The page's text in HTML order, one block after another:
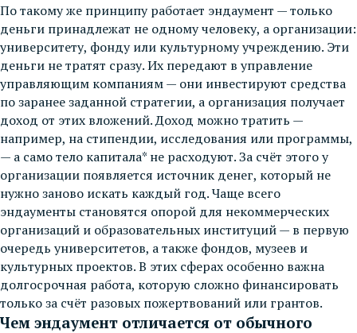
По такому же принципу работает эндаумент — только
деньги принадлежат не одному человеку, а организации:
университету, фонду или культурному учреждению. Эти
деньги не тратят сразу. Их передают в управление
управляющим компаниям — они инвестируют средства
по заранее заданной стратегии, а организация получает
доход от этих вложений. Доход можно тратить —
например, на стипендии, исследования или программы,
— а само тело капитала* не расходуют. За счёт этого у
организации появляется источник денег, который не
нужно заново искать каждый год. Чаще всего
эндаументы становятся опорой для некоммерческих
организаций и образовательных институций — в первую
очередь университетов, а также фондов, музеев и
культурных проектов. В этих сферах особенно важна
долгосрочная работа, которую сложно финансировать
только за счёт разовых пожертвований или грантов.
Чем эндаумент отличается от обычного